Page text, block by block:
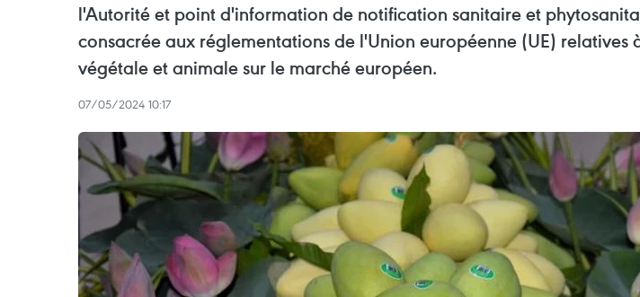
l'Autorité et point d'information de notification sanitaire et
consacrée aux réglementations de l'Union européenne (UE)
végétale et animale sur le marché européen.
07/05/2024 10:17